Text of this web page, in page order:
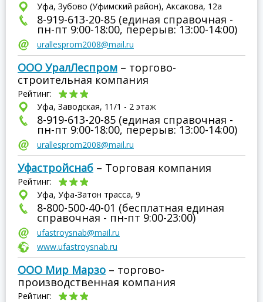
Уфа, Зубово (Уфимский район), Аксакова, 12а
8-919-613-20-85 (единая справочная -
пн-пт 9:00-18:00, перерыв: 13:00-14:00)
urallesprom2008@mail.ru
ООО УралЛеспром – торгово-
строительная компания
Рейтинг:
Уфа, Заводская, 11/1 - 2 этаж
8-919-613-20-85 (единая справочная -
пн-пт 9:00-18:00, перерыв: 13:00-14:00)
urallesprom2008@mail.ru
Уфастройснаб – Торговая компания
Рейтинг:
Уфа, Уфа-Затон трасса, 9
8-800-500-40-01 (бесплатная единая
справочная - пн-пт 9:00-23:00)
ufastroysnab@mail.ru
www.ufastroysnab.ru
ООО Мир Марзо – торгово-
производственная компания
Рейтинг: